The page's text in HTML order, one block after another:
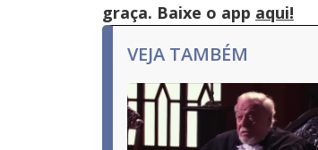
graça. Baixe o app aqui!
VEJA TAMBÉM